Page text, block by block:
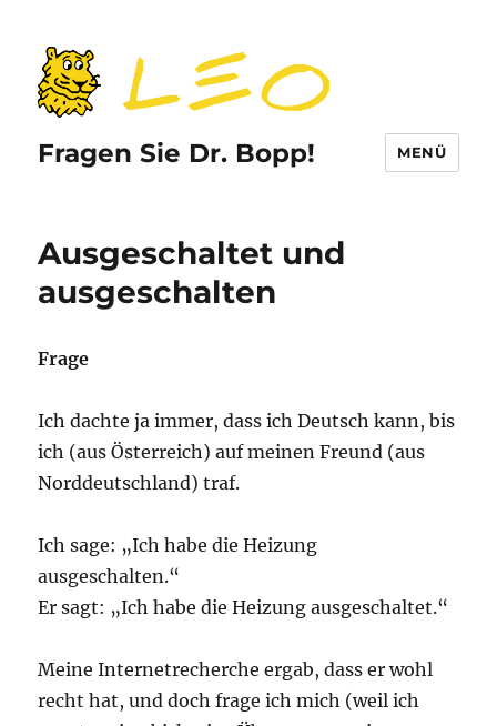
Fragen Sie Dr. Bopp! MENÜ
Ausgeschaltet und
ausgeschalten
Frage
Ich dachte ja immer, dass ich Deutsch kann, bis
ich (aus Österreich) auf meinen Freund (aus
Norddeutschland) traf.
Ich sage: „Ich habe die Heizung
ausgeschalten.“
Er sagt: „Ich habe die Heizung ausgeschaltet.“
Meine Internetrecherche ergab, dass er wohl
recht hat, und doch frage ich mich (weil ich